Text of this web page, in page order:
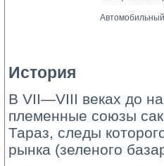
История
В VII—VIII веках до
племенные союзы
Тараз, следы
рынка (зеленого